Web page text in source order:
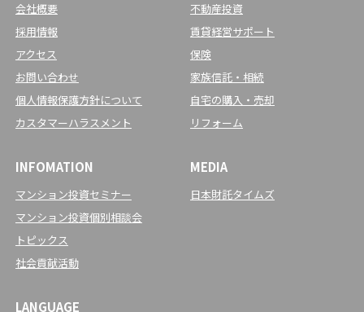
会社概要
採用情報
アクセス
お問い合わせ
個人情報保護方針について
カスタマーハラスメント
不動産投資
賃貸経営サポート
保険
家族信託・相続
自宅の購入・売却
リフォーム
INFOMATION
マンション投資セミナー
マンション投資個別相談会
トピックス
社会貢献活動
MEDIA
日本財託タイムズ
LANGUAGE